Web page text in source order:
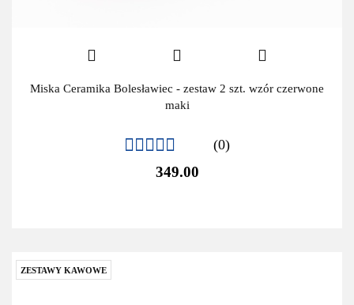
Miska Ceramika Bolesławiec - zestaw 2 szt. wzór czerwone
maki
(0)
349.00
ZESTAWY KAWOWE